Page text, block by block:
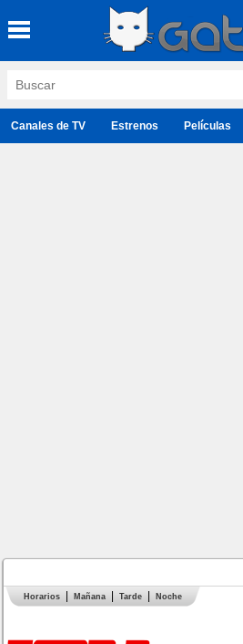
Canales de TV Estrenos Películas
Horarios Mañana Tarde Noche